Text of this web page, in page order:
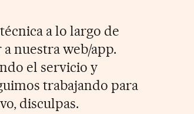
a lo largo de
nuestra web/app.
el servicio y
trabajando para
disculpas.